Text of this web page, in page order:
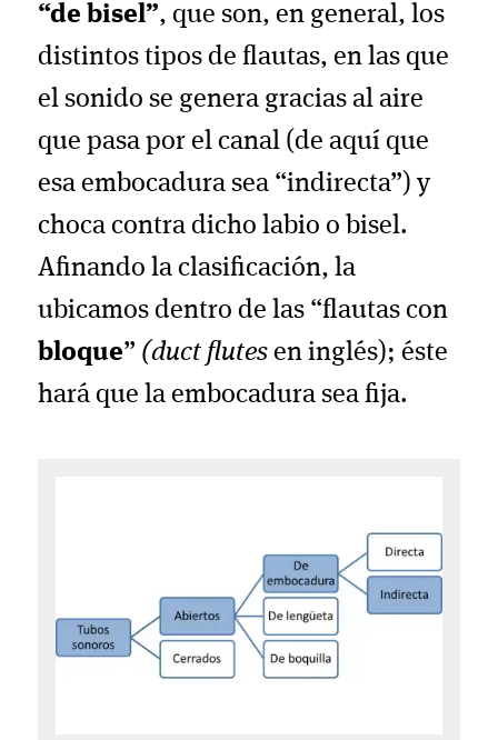
“de bisel”, que son, en general, los
distintos tipos de flautas, en las que
el sonido se genera gracias al aire
que pasa por el canal (de aquí que
esa embocadura sea “indirecta”) y
choca contra dicho labio o bisel.
Afinando la clasificación, la
ubicamos dentro de las “flautas con
bloque” (duct flutes en inglés); éste
hará que la embocadura sea fija.